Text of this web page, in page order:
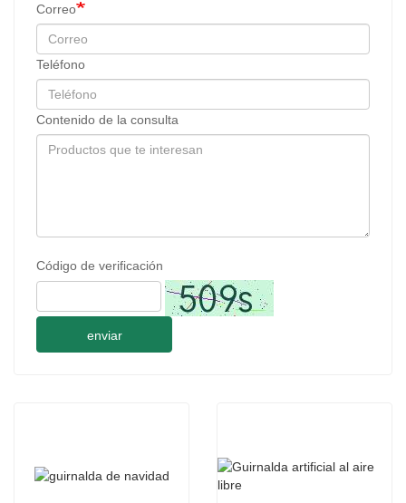
Correo
Teléfono
Contenido de la consulta
Código de verificación
enviar